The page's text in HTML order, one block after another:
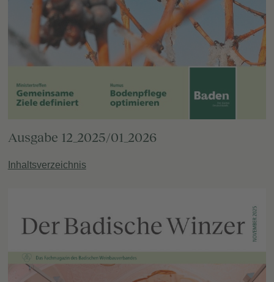
Ausgabe 12_2025/01_2026
Inhaltsverzeichnis